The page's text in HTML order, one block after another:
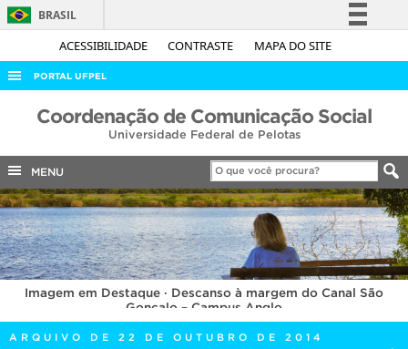
ACESSIBILIDADE CONTRASTE MAPA DO SITE
BRASIL
Simplifique!
Acesso à informação
Legislação
Canais
PORTAL UFPEL
ACESSO À INFORMAÇÃO
COBALTO
CONCURSOS
EDITAIS
INTERNACIONAL
OUVIDORIA
PORTARIAS
Coordenação de Comunicação Social
Universidade Federal de Pelotas
MENU
Imagem em Destaque · Descanso à margem do Canal São
Gonçalo – Campus Anglo
ARQUIVO DE 22 DE OUTUBRO DE 2014